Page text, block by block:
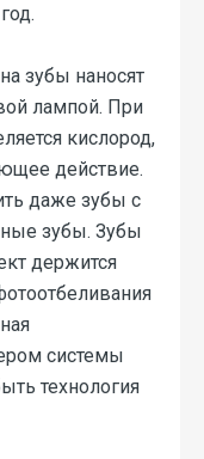
зубы наносят
лампой. При
кислород,
действие.
даже зубы с
зубы. Зубы
держится
системы
технология